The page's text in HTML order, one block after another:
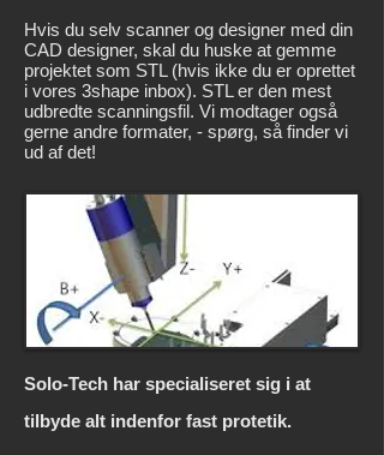
Hvis du selv scanner og designer med din
CAD designer, skal du huske at gemme
projektet som STL (hvis ikke du er oprettet
i vores 3shape inbox). STL er den mest
udbredte scanningsfil. Vi modtager også
gerne andre formater, - spørg, så finder vi
ud af det!
Solo-Tech har specialiseret sig i at
tilbyde alt indenfor fast protetik.